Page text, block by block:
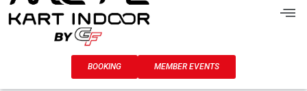
BOOKING MEMBER EVENTS